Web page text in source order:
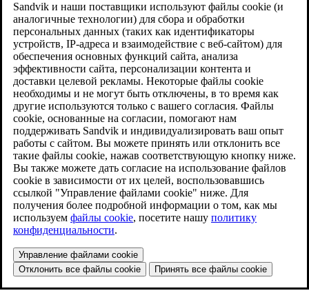
Sandvik и наши поставщики используют файлы cookie (и
аналогичные технологии) для сбора и обработки
персональных данных (таких как идентификаторы
устройств, IP-адреса и взаимодействие с веб-сайтом) для
обеспечения основных функций сайта, анализа
эффективности сайта, персонализации контента и
доставки целевой рекламы. Некоторые файлы cookie
необходимы и не могут быть отключены, в то время как
другие используются только с вашего согласия. Файлы
cookie, основанные на согласии, помогают нам
поддерживать Sandvik и индивидуализировать ваш опыт
работы с сайтом. Вы можете принять или отклонить все
такие файлы cookie, нажав соответствующую кнопку ниже.
Вы также можете дать согласие на использование файлов
cookie в зависимости от их целей, воспользовавшись
ссылкой "Управление файлами cookie" ниже. Для
получения более подробной информации о том, как мы
используем файлы cookie, посетите нашу политику
конфиденциальности.
Управление файлами cookie
Отклонить все файлы cookie
Принять все файлы cookie